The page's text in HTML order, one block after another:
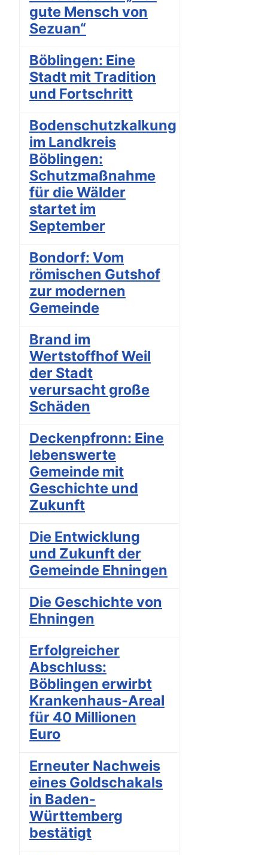
gute Mensch von
Sezuan“
Böblingen: Eine
Stadt mit Tradition
und Fortschritt
Bodenschutzkalkung
im Landkreis
Böblingen:
Schutzmaßnahme
für die Wälder
startet im
September
Bondorf: Vom
römischen Gutshof
zur modernen
Gemeinde
Brand im
Wertstoffhof Weil
der Stadt
verursacht große
Schäden
Deckenpfronn: Eine
lebenswerte
Gemeinde mit
Geschichte und
Zukunft
Die Entwicklung
und Zukunft der
Gemeinde Ehningen
Die Geschichte von
Ehningen
Erfolgreicher
Abschluss:
Böblingen erwirbt
Krankenhaus-Areal
für 40 Millionen
Euro
Erneuter Nachweis
eines Goldschakals
in Baden-
Württemberg
bestätigt